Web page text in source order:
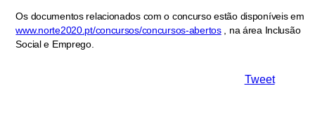
Os documentos relacionados com o concurso estão disponíveis em
www.norte2020.pt/concursos/concursos-abertos, na área Inclusão
Social e Emprego.
Tweet